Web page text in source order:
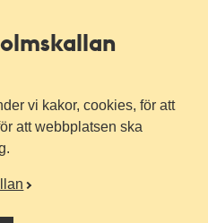
vi kakor, cookies, för att
att webbplatsen ska